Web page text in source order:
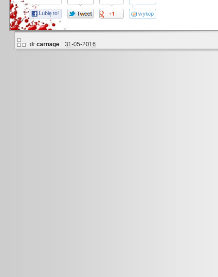
Lubię to!
dr carnage 31-05-2016